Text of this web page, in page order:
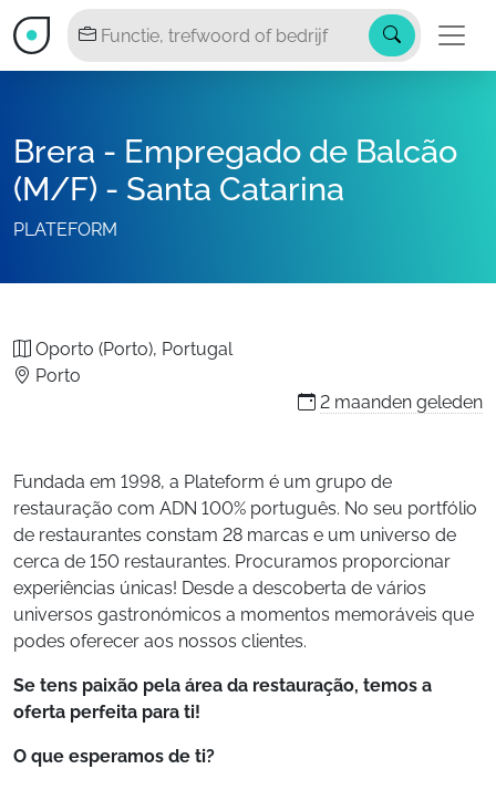
Brera - Empregado de Balcão
(M/F) - Santa Catarina
PLATEFORM
Oporto (Porto), Portugal
Porto
2 maanden geleden
Fundada em 1998, a Plateform é um grupo de
restauração com ADN 100% português. No seu portfólio
de restaurantes constam 28 marcas e um universo de
cerca de 150 restaurantes. Procuramos proporcionar
experiências únicas! Desde a descoberta de vários
universos gastronómicos a momentos memoráveis que
podes oferecer aos nossos clientes.
Se tens paixão pela área da restauração, temos a
oferta perfeita para ti!
O que esperamos de ti?